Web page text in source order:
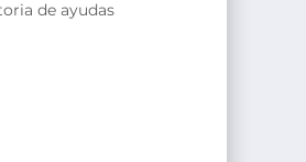
de ayudas